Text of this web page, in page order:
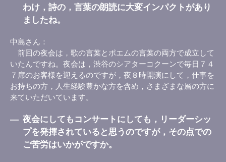
わけ，詩の，言葉の朗読に大変インパクトがあり
ましたね。
中島さん
前回の夜会は，歌の言葉とポエムの言葉の両方で成立して
いたんですね。夜会は，渋谷のシアターコクーンで毎日７４
７席のお客様を迎えるのですが，夜８時開演にして，仕事を
お持ちの方，人生経験豊かな方を含め，さまざまな層の方に
来ていただいています。
― 夜会にしてもコンサートにしても，リーダーシッ
プを発揮されていると思うのですが，その点での
ご苦労はいかがですか。